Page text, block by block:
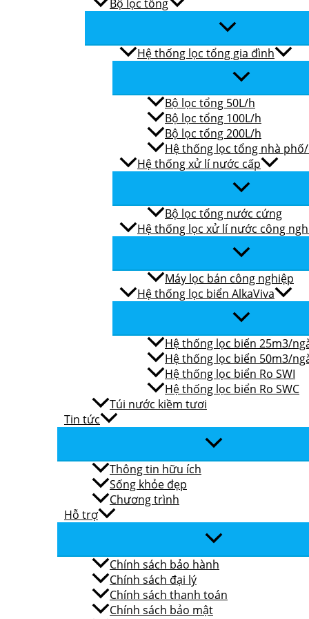
Bộ lọc tổng
Hệ thống lọc tổng gia đình
Bộ lọc tổng 50L/h
Bộ lọc tổng 100L/h
Bộ lọc tổng 200L/h
Hệ thống lọc tổng nhà
Hệ thống xử lí nước cấp
Bộ lọc tổng nước cứng
Hệ thống lọc xử lí nước công
Máy lọc bán công nghiệp
Hệ thống lọc biển AlkaViva
Hệ thống lọc biển 25m3/
Hệ thống lọc biển 50m3/
Hệ thống lọc biển Ro SWI
Hệ thống lọc biển Ro SWC
Túi nước kiềm tươi
Tin tức
Thông tin hữu ích
Sống khỏe đẹp
Chương trình
Hỗ trợ
Chính sách bảo hành
Chính sách đại lý
Chính sách thanh toán
Chính sách bảo mật